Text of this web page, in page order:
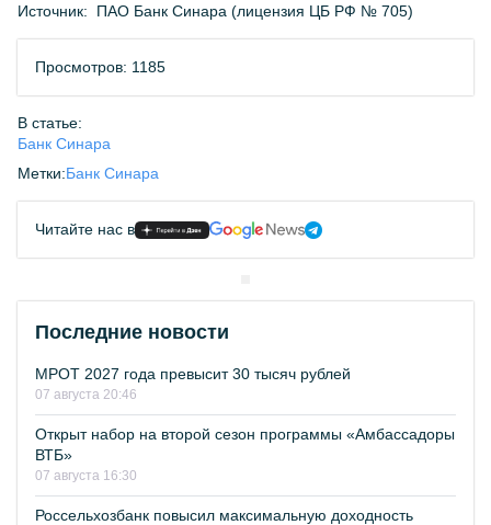
Источник: ПАО Банк Синара (лицензия ЦБ РФ № 705)
Просмотров: 1185
В статье:
Банк Синара
Метки:Банк Синара
Читайте нас в
Последние новости
МРОТ 2027 года превысит 30 тысяч рублей
07 августа 20:46
Открыт набор на второй сезон программы «Амбассадоры
ВТБ»
07 августа 16:30
Россельхозбанк повысил максимальную доходность